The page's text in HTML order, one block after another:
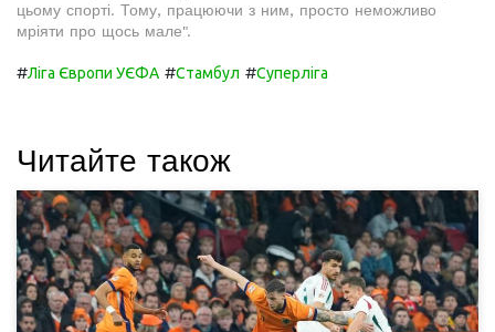
цьому спорті. Тому, працюючи з ним, просто неможливо
мріяти про щось мале".
#Ліга Європи УЄФА #Стамбул #Суперліга
Читайте також